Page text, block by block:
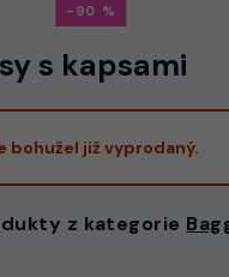
-90
s kapsami
bohužel již vyprodaný.
z kategorie